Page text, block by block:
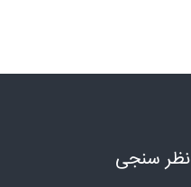
نظر سنجی